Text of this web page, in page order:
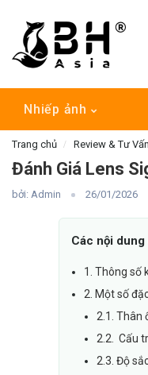
Nhiếp ảnh
Trang chủ Review & Tư
Đánh Giá Lens
bởi: Admin 26/01/2026
Các nội
1. Thông số
2. Một số
2.1. Thân
2.2. Cấu
2.3. Độ